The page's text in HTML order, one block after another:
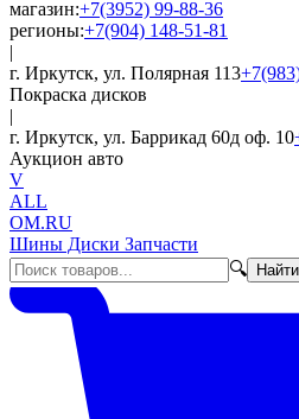
магазин:+7(3952) 99-88-36
регионы:+7(904) 148-51-81
|
г. Иркутск, ул. Полярная 113
Покраска дисков
|
г. Иркутск, ул. Баррикад 60д оф. 10
Аукцион авто
V
ALL
OM.RU
Шины Диски Запчасти
🔍
Найти